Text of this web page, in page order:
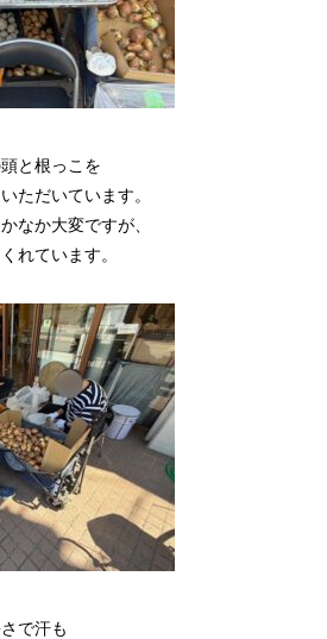
と根っこを
ただいています。
なか大変ですが、
れています。
で汗も